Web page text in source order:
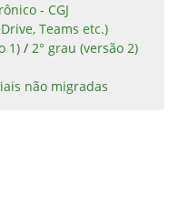
- CGJ
Teams etc.)
1) / 2° grau (versão 2)
não migradas